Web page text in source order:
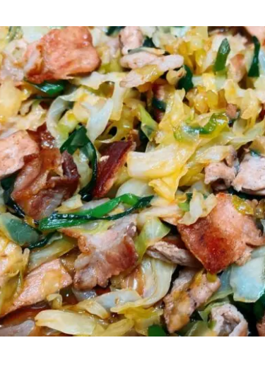
かったと思ってあきらめるしかないか！
分の名物らしい『にら豚』を食べました(。-∀-)
味しかった(*’▽’)